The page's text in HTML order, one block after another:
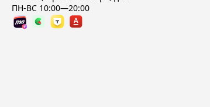
ПН-ВС 10:00—20:00